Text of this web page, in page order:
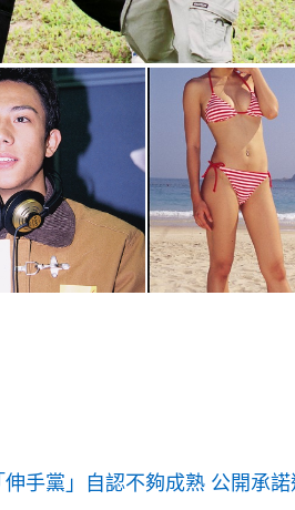
手黨」自認不夠成熟 公開承